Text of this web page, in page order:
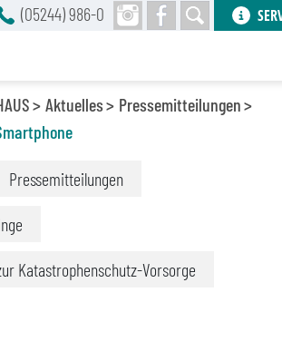
Aktuelles
Pressemitteilungen
Pressemitteilungen
Katastrophenschutz-Vorsorge
(05244) 986-0